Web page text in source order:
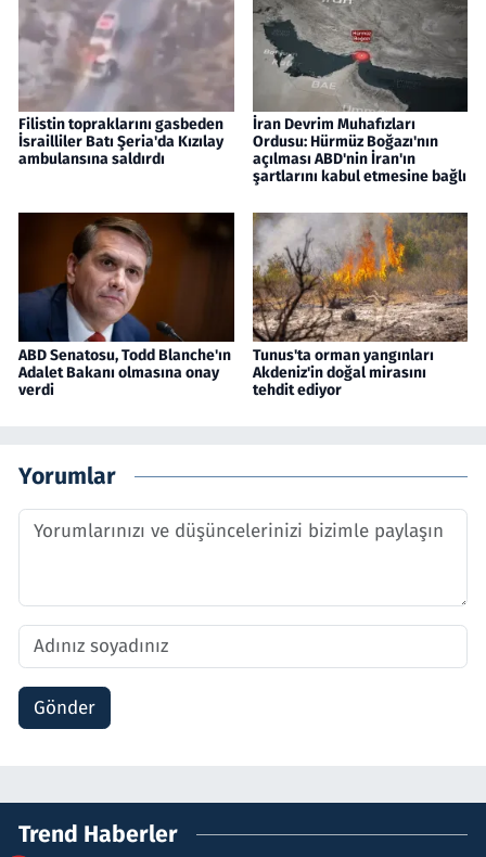
Filistin topraklarını gasbeden
İsrailliler Batı Şeria'da Kızılay
ambulansına saldırdı
İran Devrim Muhafızları
Ordusu: Hürmüz Boğazı'nın
açılması ABD'nin İran'ın
şartlarını kabul etmesine bağlı
ABD Senatosu, Todd Blanche'ın
Adalet Bakanı olmasına onay
verdi
Tunus'ta orman yangınları
Akdeniz'in doğal mirasını
tehdit ediyor
Yorumlar
Gönder
Trend Haberler